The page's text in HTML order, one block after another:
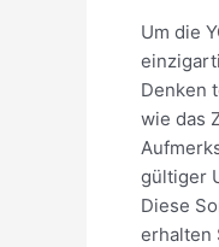
Um die
Denken
wie das
gültiger
Diese
erhalten